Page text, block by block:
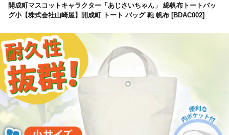
開成町マスコットキャラクター「あじさいちゃん」 綿帆布トートバッ
グ小【株式会社山崎屋】開成町 トート バッグ 鞄 帆布 [BDAC002]